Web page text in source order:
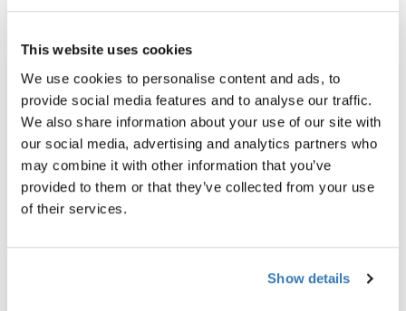
This website uses cookies
We use cookies to personalise content and ads, to
provide social media features and to analyse our traffic.
We also share information about your use of our site with
our social media, advertising and analytics partners who
may combine it with other information that you’ve
provided to them or that they’ve collected from your use
of their services.
Show details
Toggle features
Todas las características
Toggle techspec
Especificaciones técnicas
Toggle guides and instructions
Instrucciones